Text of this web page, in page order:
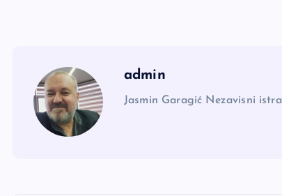
admin
Jasmin Garagić Nezavisni